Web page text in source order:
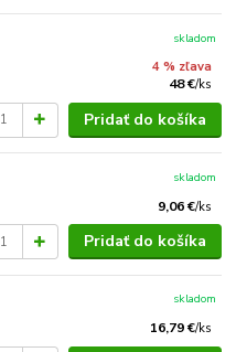
4 % zľava
48 €/ks
skladom
Pridať do košíka
9,06 €/ks
skladom
Pridať do košíka
16,79 €/ks
skladom